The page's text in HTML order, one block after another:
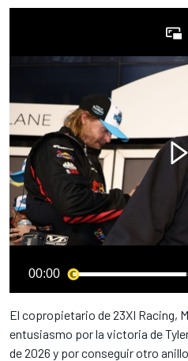
00:00
El copropietario de 23XI Racing,
entusiasmo por la victoria de
de 2026 y por conseguir otro